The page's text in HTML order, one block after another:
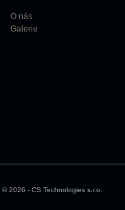
O nás
Galerie
© 2026 - CS Technologies s.r.o.